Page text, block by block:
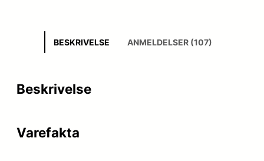
BESKRIVELSE ANMELDELSER (107)
Beskrivelse
Varefakta